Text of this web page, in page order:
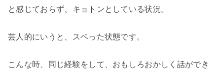
と感じておらず、キョトンとしている状況。
芸人的にいうと、スベった状態です。
こんな時、同じ経験をして、おもしろおかしく話ができ